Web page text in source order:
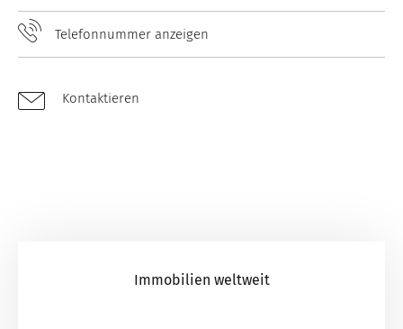
Telefonnummer anzeigen
Kontaktieren
Immobilien weltweit